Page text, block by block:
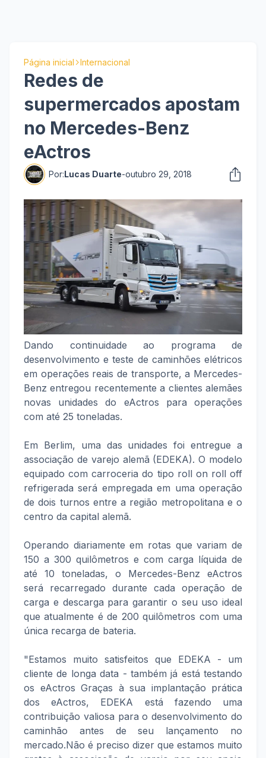
Página inicial Internacional
Redes de
supermercados apostam
no Mercedes-Benz
eActros
Por:Lucas Duarte-outubro 29, 2018
Dando continuidade ao programa de
desenvolvimento e teste de caminhões elétricos
em operações reais de transporte, a Mercedes-
Benz entregou recentemente a clientes alemães
novas unidades do eActros para operações
com até 25 toneladas.
Em Berlim, uma das unidades foi entregue a
associação de varejo alemã (EDEKA). O modelo
equipado com carroceria do tipo roll on roll off
refrigerada será empregada em uma operação
de dois turnos entre a região metropolitana e o
centro da capital alemã.
Operando diariamente em rotas que variam de
150 a 300 quilômetros e com carga líquida de
até 10 toneladas, o Mercedes-Benz eActros
será recarregado durante cada operação de
carga e descarga para garantir o seu uso ideal
que atualmente é de 200 quilômetros com uma
única recarga de bateria.
"Estamos muito satisfeitos que EDEKA - um
cliente de longa data - também já está testando
os eActros Graças à sua implantação prática
dos eActros, EDEKA está fazendo uma
contribuição valiosa para o desenvolvimento do
caminhão antes de seu lançamento no
mercado.Não é preciso dizer que estamos muito